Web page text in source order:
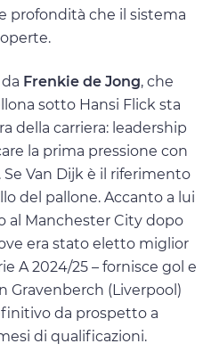
profondità che il sistema
Frenkie de Jong, che
sotto Hansi Flick sta
della carriera: leadership
la prima pressione con
Van Dijk è il riferimento
del pallone. Accanto a lui
al Manchester City dopo
era stato eletto miglior
A 2024/25 – fornisce gol e
Gravenberch (Liverpool)
da prospetto a
di qualificazioni.